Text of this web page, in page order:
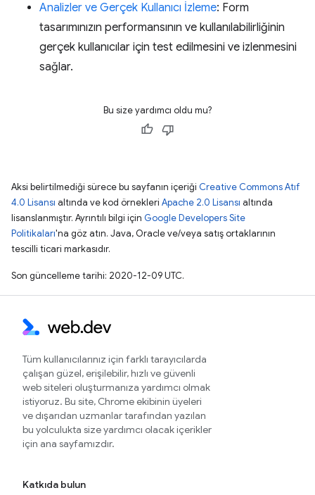
Analizler ve Gerçek Kullanıcı İzleme: Form
tasarımınızın performansının ve kullanılabilirliğinin
gerçek kullanıcılar için test edilmesini ve izlenmesini
sağlar.
Bu size yardımcı oldu mu?
Aksi belirtilmediği sürece bu sayfanın içeriği Creative Commons Atıf
4.0 Lisansı altında ve kod örnekleri Apache 2.0 Lisansı altında
lisanslanmıştır. Ayrıntılı bilgi için Google Developers Site
Politikaları'na göz atın. Java, Oracle ve/veya satış ortaklarının
tescilli ticari markasıdır.
Son güncelleme tarihi: 2020-12-09 UTC.
Tüm kullanıcılarınız için farklı tarayıcılarda
çalışan güzel, erişilebilir, hızlı ve güvenli
web siteleri oluşturmanıza yardımcı olmak
istiyoruz. Bu site, Chrome ekibinin üyeleri
ve dışarıdan uzmanlar tarafından yazılan
bu yolculukta size yardımcı olacak içerikler
için ana sayfamızdır.
Katkıda bulun